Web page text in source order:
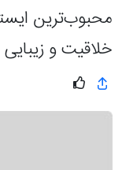
محبوب‌ترین
خلاقیت و زیبایی